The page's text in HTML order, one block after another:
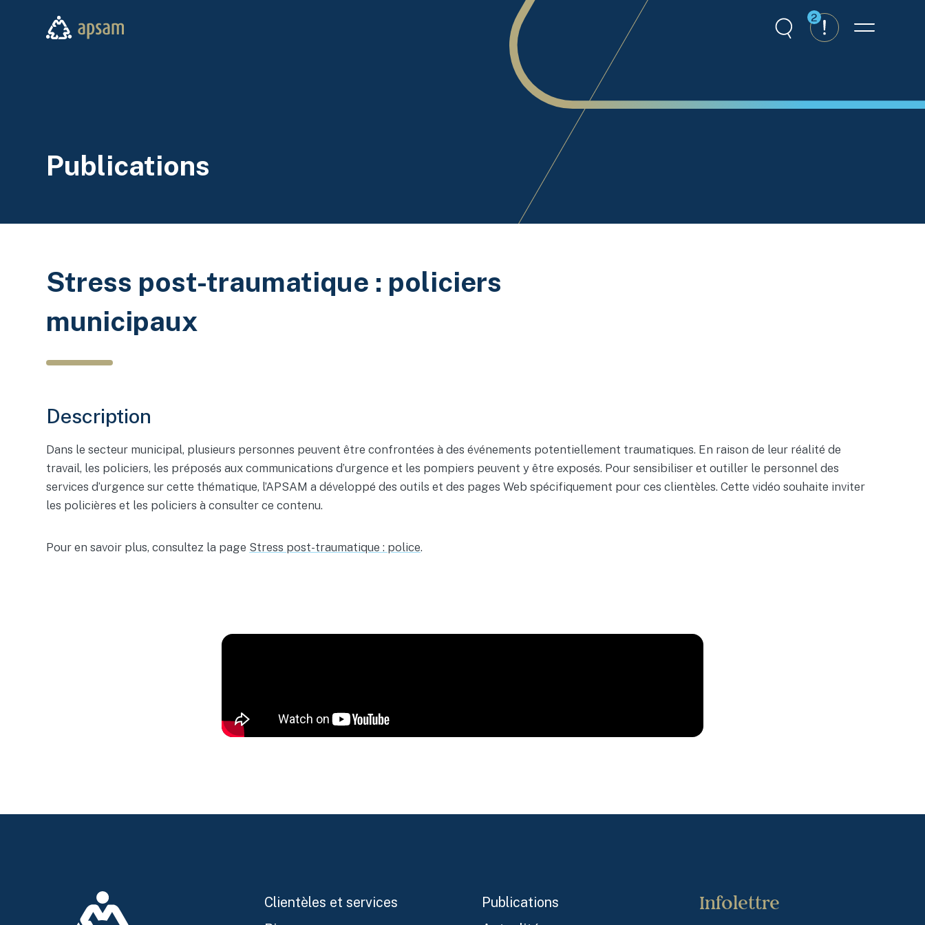
RechercheAlertes
2
Menu
Publications
Stress post-traumatique : policiers
municipaux
Description
Dans le secteur municipal, plusieurs personnes peuvent être confrontées à des événements potentiellement traumatiques. En raison de leur réalité de
travail, les policiers, les préposés aux communications d’urgence et les pompiers peuvent y être exposés. Pour sensibiliser et outiller le personnel des
services d’urgence sur cette thématique, l’APSAM a développé des outils et des pages Web spécifiquement pour ces clientèles. Cette vidéo souhaite inviter
les policières et les policiers à consulter ce contenu.
Pour en savoir plus, consultez la page Stress post-traumatique : police.
Clientèles et services
Publications
Infolettre